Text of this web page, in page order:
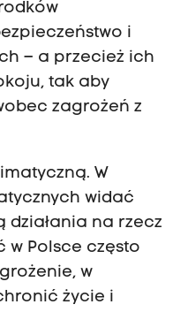
i
– a przecież ich
tak aby
zagrożeń z
W
widać
działania na rzecz
w Polsce często
w
życie i